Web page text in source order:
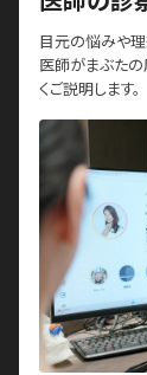
目元の悩みや理
医師がまぶた
くご説明します。